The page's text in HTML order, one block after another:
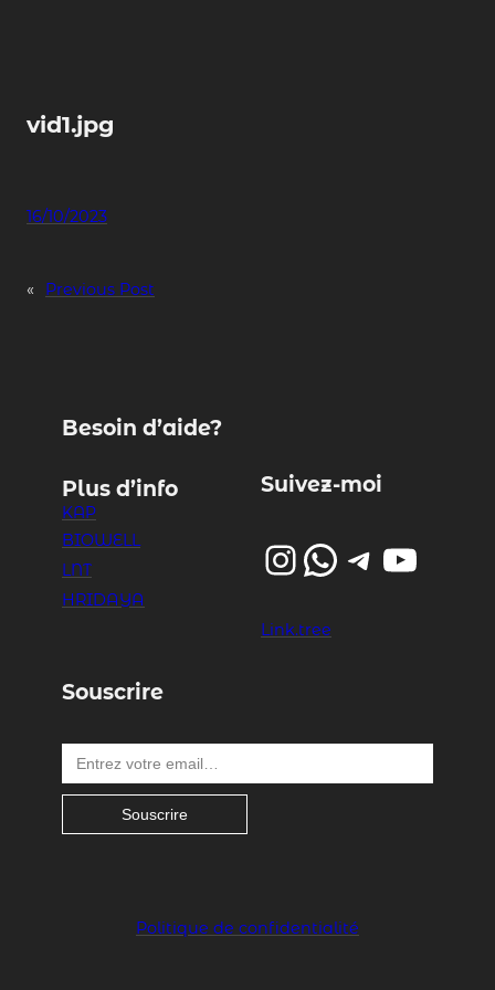
vid1.jpg
16/10/2023
« Previous Post
Besoin d’aide?
Plus d’info
KAP
BIOWELL
LNT
HRIDAYA
Suivez-moi
InstagramWhatsApp Telegram YouTube
Link.tree
Souscrire
Entrez votre email…
Souscrire
Politique de confidentialité